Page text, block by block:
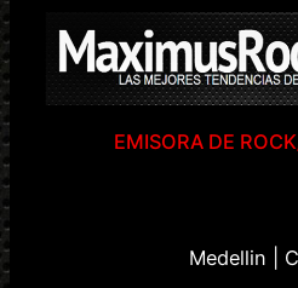
EMISORA DE
Medellin |